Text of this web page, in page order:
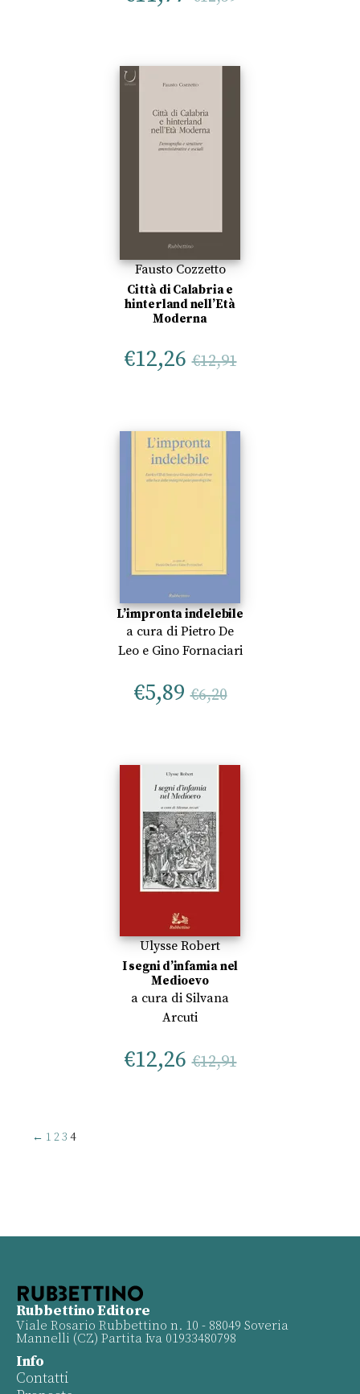
Fausto Cozzetto
Città di Calabria e
hinterland nell’Età
Moderna
€12,26 €12,91
L’impronta indelebile
a cura di Pietro De
Leoe Gino Fornaciari
€5,89 €6,20
Ulysse Robert
I segni d’infamia nel
Medioevo
a cura di Silvana
Arcuti
€12,26 €12,91
← 1 23 4
Rubbettino Editore
Viale Rosario Rubbettino n. 10 - 88049 Soveria
Mannelli (CZ) Partita Iva 01933480798
Info
Contatti